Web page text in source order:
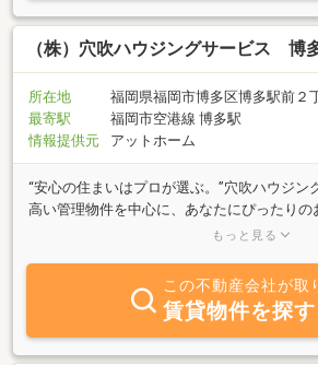
（株）穴吹ハウジングサービス 博
所在地
福岡県福岡市博多区博多駅前２
最寄駅
福岡市空港線 博多駅
情報提供元
アットホーム
“安心の住まいはプロが選ぶ。”穴吹ハウジン
高い管理物件を中心に、あなたにぴったりの
案。写真だけではわからない物件の魅力も、
もっと見る
この不動産会社が取
賃貸物件を探す